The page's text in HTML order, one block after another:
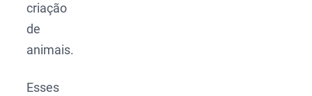
criação
de
animais.
Esses